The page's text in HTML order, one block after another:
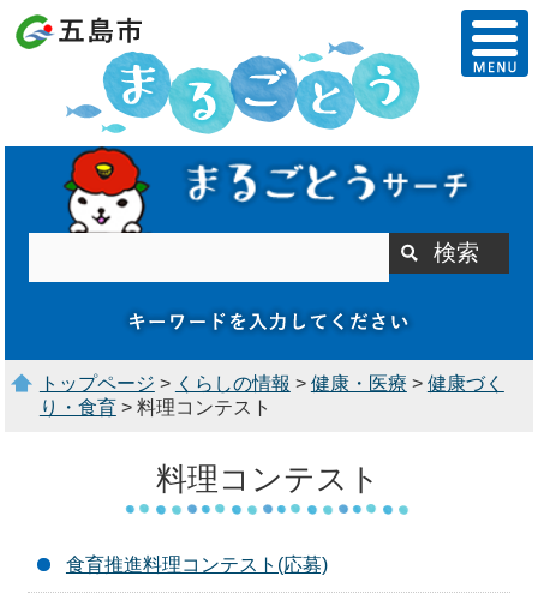
トップページ > くらしの情報 > 健康・医療 > 健康づく
り・食育> 料理コンテスト
料理コンテスト
食育推進料理コンテスト(応募)